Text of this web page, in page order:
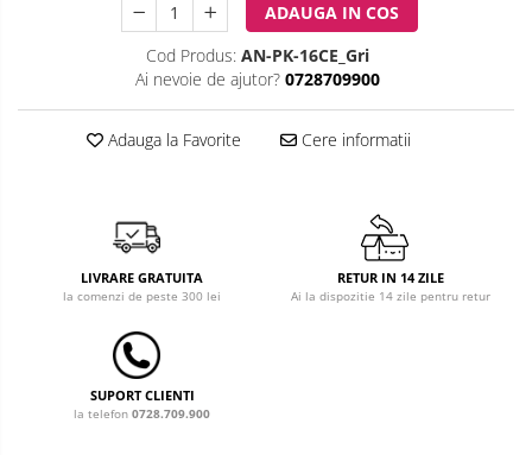
Lampi de veghe
Sac de dormit 60 cm
Sac de dormit 80 cm
Sac de dormit 90 cm
Sac de dormit 100 cm
Sac de dormit 120 cm
Sac de dormit 130 cm
Sac de dormit 140 cm
ADAUGA IN COS
Cod Produs: AN-PK-16CE_Gri
Ai nevoie de ajutor? 0728709900
Adauga la Favorite Cere informatii
LIVRARE GRATUITA
la comenzi de peste 300 lei
RETUR IN 14 ZILE
Ai la dispozitie 14 zile pentru retur
SUPORT CLIENTI
la telefon 0728.709.900